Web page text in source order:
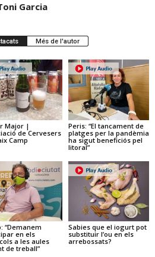
Garcia
Més de l'autor
Major |
de Cervesers
Camp
Peris: “El tancament de
platges per la pandèmia
ha sigut beneficiós pel
litoral”
“Demanem
en els
a les aules
de treball”
Sabies que el iogurt pot
substituir l’ou en els
arrebossats?